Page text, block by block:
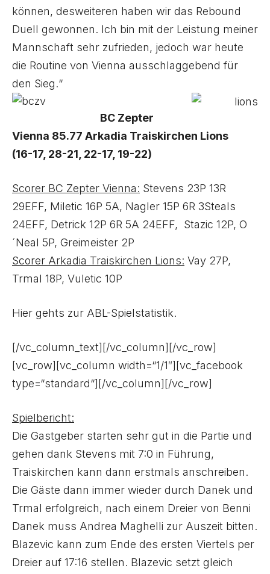
können, desweiteren haben wir das Rebound
Duell gewonnen. Ich bin mit der Leistung meiner
Mannschaft sehr zufrieden, jedoch war heute
die Routine von Vienna ausschlaggebend für
den Sieg.“
BC Zepter
Vienna 85.77 Arkadia Traiskirchen Lions
(16-17, 28-21, 22-17, 19-22)
Scorer BC Zepter Vienna: Stevens 23P 13R
29EFF, Miletic 16P 5A, Nagler 15P 6R 3Steals
24EFF, Detrick 12P 6R 5A 24EFF, Stazic 12P, O
´Neal 5P, Greimeister 2P
Scorer Arkadia Traiskirchen Lions: Vay 27P,
Trmal 18P, Vuletic 10P
Hier gehts zur ABL-Spielstatistik.
[/vc_column_text][/vc_column][/vc_row]
[vc_row][vc_column width=“1/1″][vc_facebook
type=“standard“][/vc_column][/vc_row]
Spielbericht:
Die Gastgeber starten sehr gut in die Partie und
gehen dank Stevens mit 7:0 in Führung,
Traiskirchen kann dann erstmals anschreiben.
Die Gäste dann immer wieder durch Danek und
Trmal erfolgreich, nach einem Dreier von Benni
Danek muss Andrea Maghelli zur Auszeit bitten.
Blazevic kann zum Ende des ersten Viertels per
Dreier auf 17:16 stellen. Blazevic setzt gleich